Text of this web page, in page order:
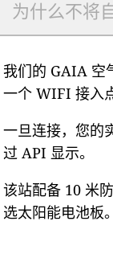
为什么不将
我们的 GAIA 空
一个 WIFI 接入
一旦连接，您的
过 API 显示。
该站配备 10 米
选太阳能电池板。